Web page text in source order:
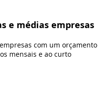
e médias empresas
com um orçamento
mensais e ao curto